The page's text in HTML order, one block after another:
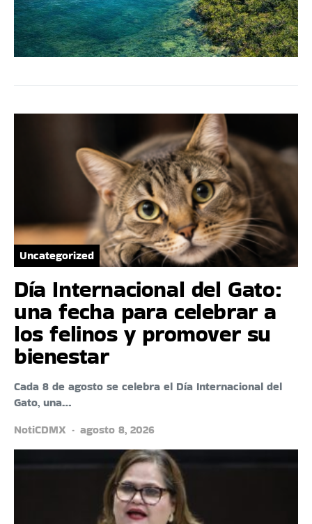
Uncategorized
Día Internacional del Gato:
una fecha para celebrar a
los felinos y promover su
bienestar
Cada 8 de agosto se celebra el Día Internacional del
Gato, una…
NotiCDMX
agosto 8, 2026